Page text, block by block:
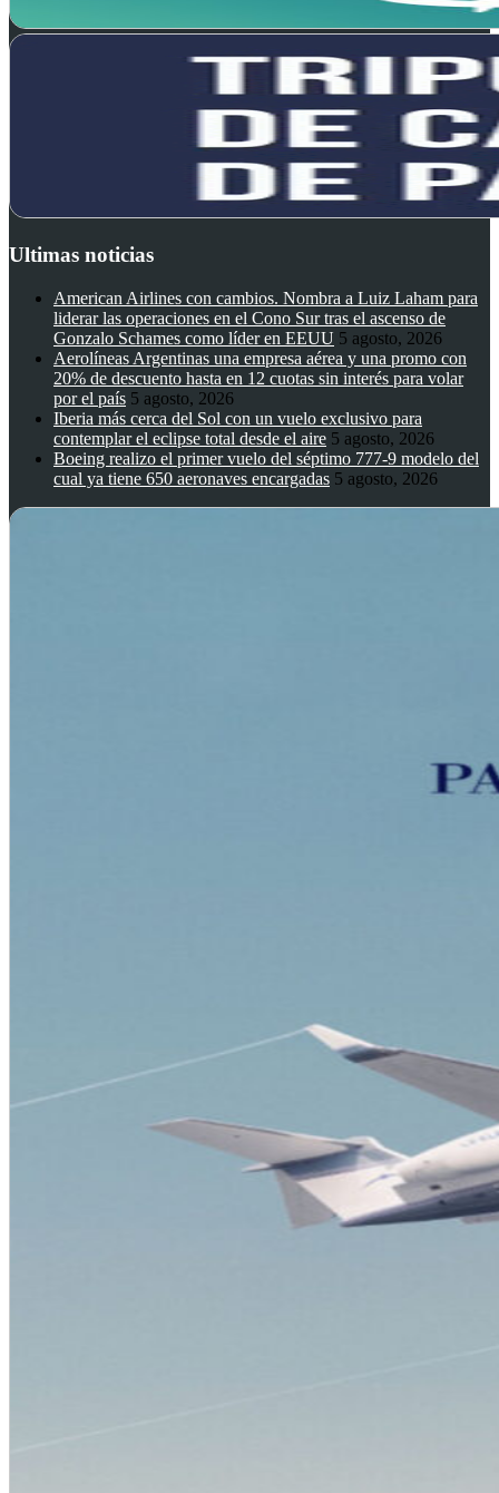
Ultimas noticias
American Airlines con cambios. Nombra a Luiz Laham para
liderar las operaciones en el Cono Sur tras el ascenso de
Gonzalo Schames como líder en EEUU 5 agosto, 2026
Aerolíneas Argentinas una empresa aérea y una promo con
20% de descuento hasta en 12 cuotas sin interés para volar
por el país 5 agosto, 2026
Iberia más cerca del Sol con un vuelo exclusivo para
contemplar el eclipse total desde el aire 5 agosto, 2026
Boeing realizo el primer vuelo del séptimo 777-9 modelo del
cual ya tiene 650 aeronaves encargadas 5 agosto, 2026